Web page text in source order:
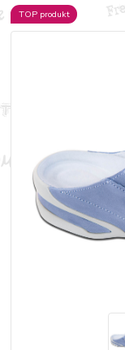
TOP produkt